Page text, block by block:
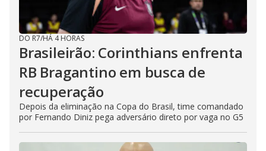
DO R7/HÁ 4 HORAS
Brasileirão: Corinthians enfrenta
RB Bragantino em busca de
recuperação
Depois da eliminação na Copa do Brasil, time comandado
por Fernando Diniz pega adversário direto por vaga no G5